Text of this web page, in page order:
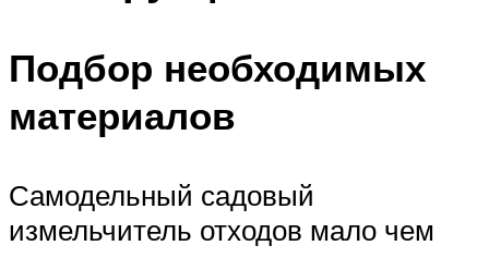
Подбор необходимых
материалов
Самодельный садовый
измельчитель отходов мало чем